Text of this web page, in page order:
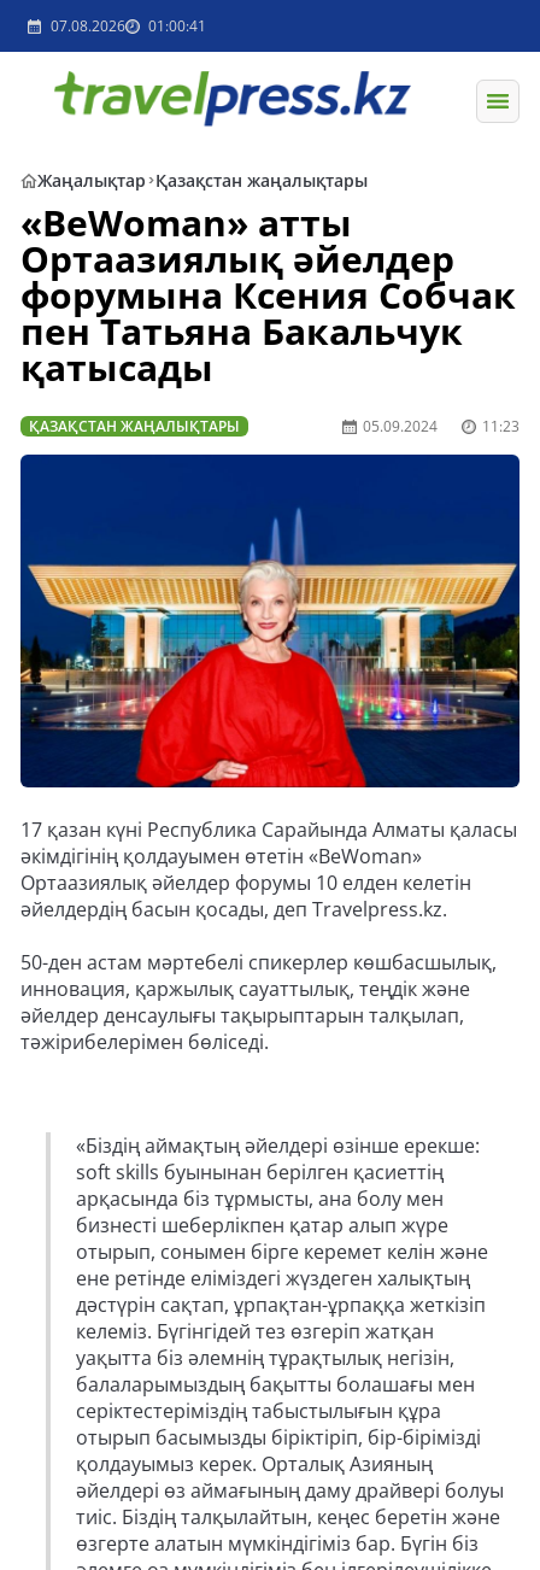
07.08.2026 01:00:41
Жаңалықтар Қазақстан жаңалықтары
«BeWoman» атты
Ортаазиялық әйелдер
форумына Ксения Собчак
пен Татьяна Бакальчук
қатысады
ҚАЗАҚСТАН ЖАҢАЛЫҚТАРЫ 05.09.2024 11:23
17 қазан күні Республика Сарайында Алматы қаласы
әкімдігінің қолдауымен өтетін «BeWoman»
Ортаазиялық әйелдер форумы 10 елден келетін
әйелдердің басын қосады, деп Travelpress.kz.
50-ден астам мәртебелі спикерлер көшбасшылық,
инновация, қаржылық сауаттылық, теңдік және
әйелдер денсаулығы тақырыптарын талқылап,
тәжірибелерімен бөліседі.
«Біздің аймақтың әйелдері өзінше ерекше:
soft skills буынынан берілген қасиеттің
арқасында біз тұрмысты, ана болу мен
бизнесті шеберлікпен қатар алып жүре
отырып, сонымен бірге керемет келін және
ене ретінде еліміздегі жүздеген халықтың
дәстүрін сақтап, ұрпақтан-ұрпаққа жеткізіп
келеміз. Бүгінгідей тез өзгеріп жатқан
уақытта біз әлемнің тұрақтылық негізін,
балаларымыздың бақытты болашағы мен
серіктестеріміздің табыстылығын құра
отырып басымызды біріктіріп, бір-бірімізді
қолдауымыз керек. Орталық Азияның
әйелдері өз аймағының даму драйвері болуы
тиіс. Біздің талқылайтын, кеңес беретін және
өзгерте алатын мүмкіндігіміз бар. Бүгін біз